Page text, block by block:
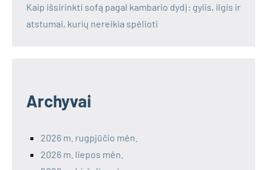
Kaip išsirinkti sofą pagal kambario dydį: gylis, ilgis ir
atstumai, kurių nereikia spėlioti
Archyvai
2026 m. rugpjūčio mėn.
2026 m. liepos mėn.